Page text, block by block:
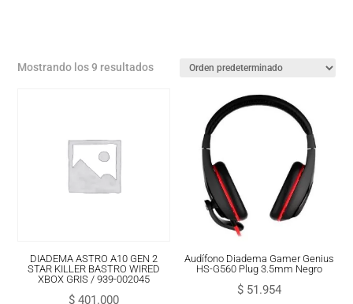
Mostrando los 9 resultados
DIADEMA ASTRO A10 GEN 2
STAR KILLER BASTRO WIRED
XBOX GRIS / 939-002045
$ 401.000
Audífono Diadema Gamer Genius
HS-G560 Plug 3.5mm Negro
$51.954